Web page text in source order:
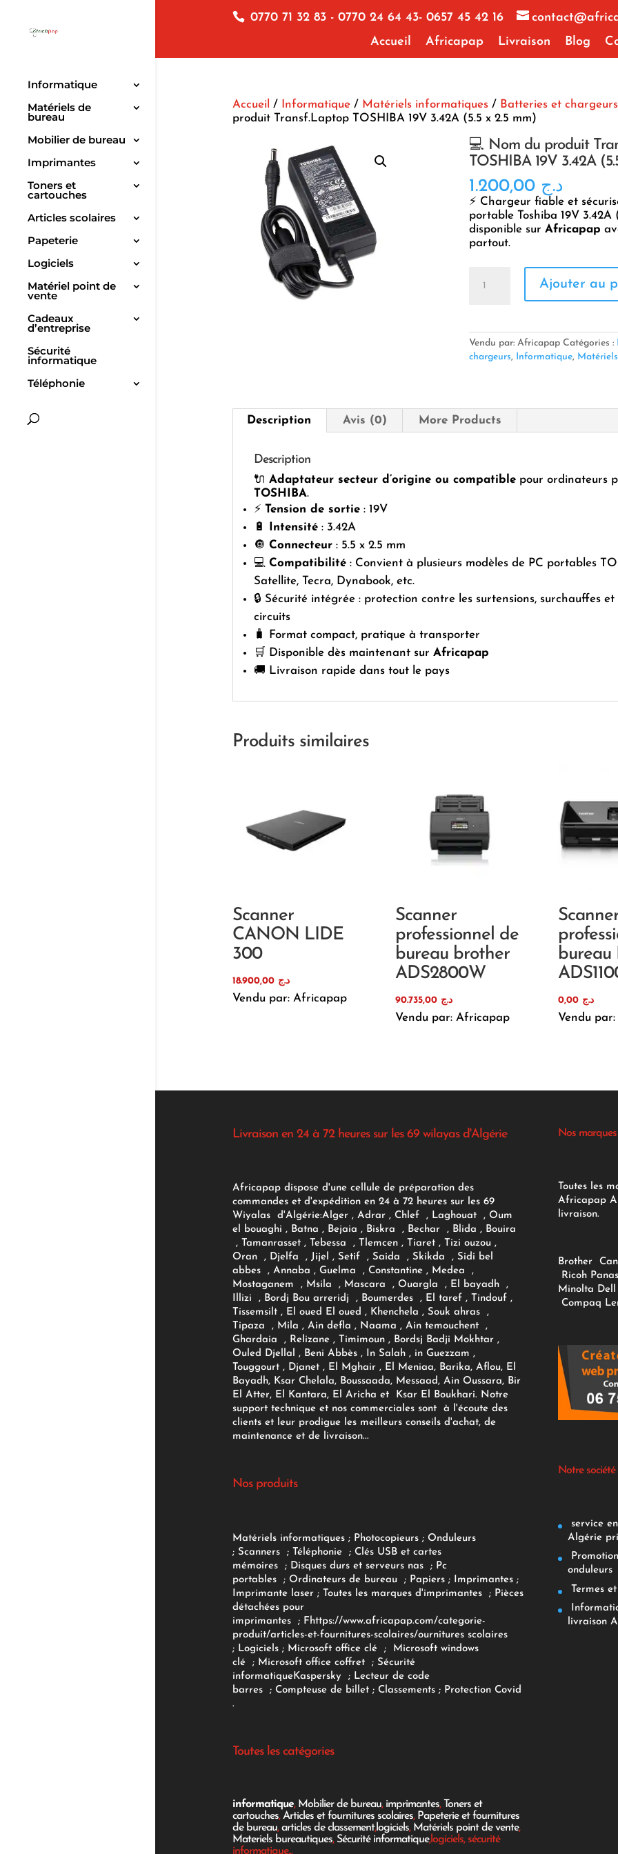
0770 71 32 83 - 0770 24 64 43- 0657 45 42 16
Accueil
Africapap Livraison Blog
Informatique
Matériels de
bureau
Mobilier de bureau
Imprimantes
Toners et
cartouches
Articles scolaires
Papeterie
Logiciels
Matériel point de
vente
Cadeaux
d’entreprise
Sécurité
informatique
Téléphonie
Accueil / Informatique/ Matériels informatiques/ Batteries et chargeurs
produit Transf.Laptop TOSHIBA 19V 3.42A (5.5 x 2.5 mm)
💻 Nom du produit
TOSHIBA 19V 3.42A
د.ج 1.200,00
⚡ Chargeur fiable et
portable Toshiba 19V 3.42A
disponible sur Africapap
partout.
produit
Transf.Laptop
(5.5
x
Ajouter au
Vendu par: Africapap Catégories :
chargeurs, Informatique,
Description Avis (0) More Products
Description
🔌 Adaptateur secteur d’origine ou compatiblepour ordinateurs
TOSHIBA.
⚡ Tension de sortie: 19V
🔋
Intensité: 3.42A
🔘 Connecteur: 5.5 x 2.5 mm
💻 Compatibilité: Convient à plusieurs modèles de PC portables
Satellite, Tecra, Dynabook, etc.
🔒 Sécurité intégrée : protection contre les surtensions, surchauffes et
circuits
🧳 Format compact, pratique à transporter
🛒 Disponible dès maintenant sur Africapap
🚚 Livraison rapide dans tout le pays
Produits similaires
Scanner
CANON LIDE
300
د.ج 18.900,00
Vendu par: Africapap
Scanner
professionnel de
bureau brother
ADS2800W
د.ج 90.735,00
Vendu par: Africapap
bureau
د.ج
Vendu
Livraison en 24 à 72 heures sur les 69 wilayas d'Algérie
Africapap dispose d'une cellule de préparation des
commandes et d'expédition en 24 à 72 heures sur les 69
Wiyalas d'Algérie:Alger , Adrar, Chlef , Laghouat , Oum
el bouaghi , Batna , Bejaia , Biskra , Bechar , Blida , Bouira
, Tamanrasset , Tebessa , Tlemcen , Tiaret , Tizi ouzou ,
Oran , Djelfa , Jijel , Setif , Saida , Skikda , Sidi bel
abbes , Annaba , Guelma , Constantine , Medea ,
Mostaganem , Msila , Mascara , Ouargla , El bayadh ,
Illizi , Bordj Bou arreridj , Boumerdes , El taref , Tindouf ,
Tissemsilt , El oued El oued , Khenchela , Souk ahras ,
Tipaza , Mila , Ain defla , Naama , Ain temouchent ,
Ghardaia , Relizane , Timimoun , Bordsj Badji Mokhtar ,
Ouled Djellal , Beni Abbès , In Salah , in Guezzam ,
Touggourt , Djanet , El Mghair , El Meniaa, Barika, Aflou, El
Bayadh, Ksar Chelala, Boussaada, Messaad, Ain Oussara, Bir
El Atter, El Kantara, El Aricha et Ksar El Boukhari. Notre
support technique et nos commerciales sont à l'écoute des
clients et leur prodigue les meilleurs conseils d'achat, de
maintenance et de livraison...
Nos produits
Matériels informatiques; Photocopieurs; Onduleurs
; Scanners ; Téléphonie ; Clés USB et cartes
mémoires
; Disques durs et serveurs nas ; Pc
portables
; Ordinateurs de bureau ; Papiers; Imprimantes;
Imprimante laser; Toutes les marques d'imprimantes ; Pièces
détachées pour
imprimantes
; F https://www.africapap.com/categorie-
produit/articles-et-fournitures-scolaires/ournitures scolaires
; Logiciels ; Microsoft office clé ;
Microsoft windows
clé; Microsoft office coffret ; Sécurité
informatiqueKaspersky ; Lecteur de code
barres
; Compteuse de billet; Classements ; Protection Covid
.
Toutes les catégories
informatique, Mobilier de bureau, imprimantes, Toners et
cartouches,Articles et fournitures scolaires, Papeterie et fournitures
de bureau,articles de classement,logiciels, Matériels point de vente,
Materiels bureautiques, Sécurité informatique,logiciels, sécurité
informatique...
Nos marques
Toutes les
Africapap
livraison.
Brother
Ricoh
Minolta Dell
Compaq
Notre société
service
Algérie
onduleurs
Termes
livraison